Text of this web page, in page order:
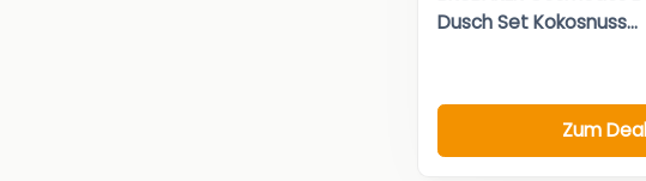
Dusch Set Kokosnuss...
Zum Deal